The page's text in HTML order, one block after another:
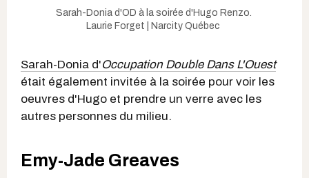
Sarah-Donia d'OD à la soirée d'Hugo Renzo.
Laurie Forget | Narcity Québec
Sarah-Donia d'Occupation Double Dans L'Ouest
était également invitée à la soirée pour voir les
oeuvres d'Hugo et prendre un verre avec les
autres personnes du milieu.
Emy-Jade Greaves